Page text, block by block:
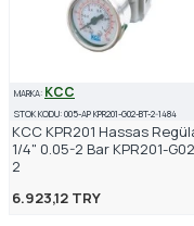
MARKA: KCC
STOK KODU:005-AP KPR201-G02-BT-2-1484
KCC KPR201 Hassas
1/4" 0.05-2 Bar KPR201-
2
6.923,12 TRY